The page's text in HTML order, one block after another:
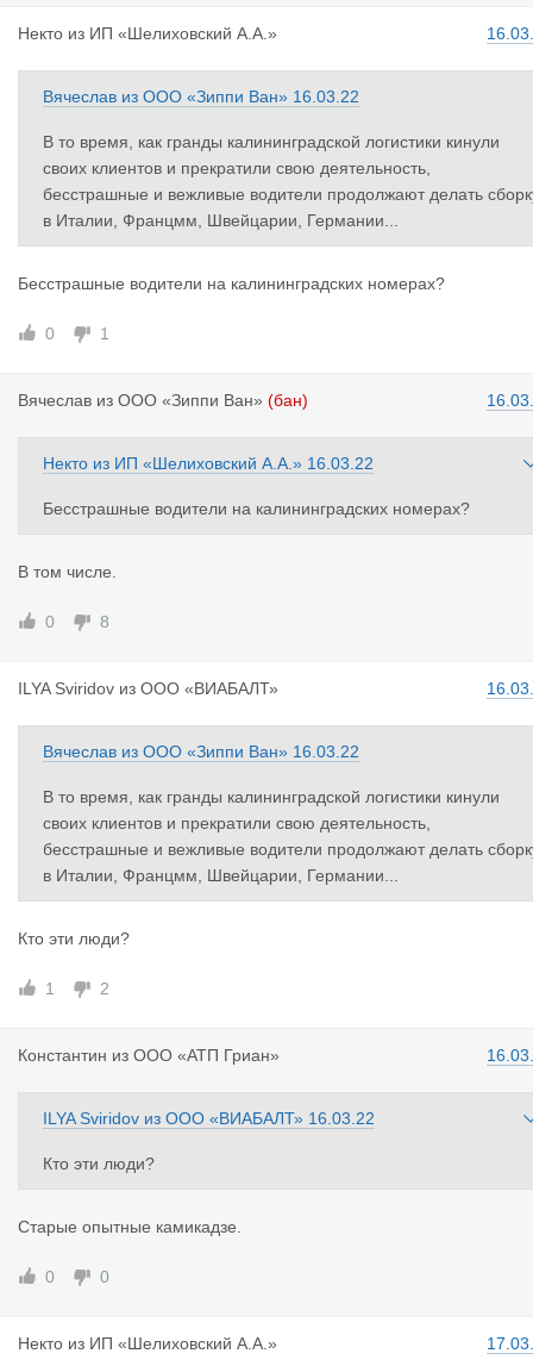
Некто из ИП «Шелиховский А.А.»
Вячеслав из ООО «Зиппи Ван» 16.03.22
В то время, как гранды калининградской логистики кинули
своих клиентов и прекратили свою деятельность,
бесстрашные и вежливые водители продолжают делать
в Италии, Францмм, Швейцарии, Германии...
Бесстрашные водители на калининградских номерах?
0 1
Вячеслав из ООО «Зиппи Ван» (бан)
Некто из ИП «Шелиховский А.А.» 16.03.22
Бесстрашные водители на калининградских номерах?
В том числе.
0 8
ILYA Sviridov из ООО «ВИАБАЛТ»
Вячеслав из ООО «Зиппи Ван» 16.03.22
В то время, как гранды калининградской логистики кинули
своих клиентов и прекратили свою деятельность,
бесстрашные и вежливые водители продолжают делать
в Италии, Францмм, Швейцарии, Германии...
Кто эти люди?
1 2
Константин из ООО «АТП Гриан»
ILYA Sviridov из ООО «ВИАБАЛТ» 16.03.22
Кто эти люди?
Старые опытные камикадзе.
0 0
Некто из ИП «Шелиховский А.А.»